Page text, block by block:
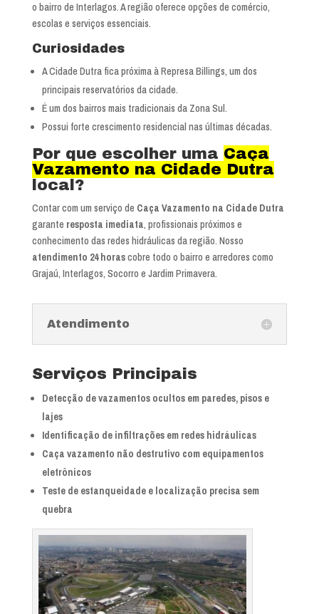
o bairro de Interlagos. A região oferece opções de comércio,
escolas e serviços essenciais.
Curiosidades
A Cidade Dutra fica próxima à Represa Billings, um dos
principais reservatórios da cidade.
É um dos bairros mais tradicionais da Zona Sul.
Possui forte crescimento residencial nas últimas décadas.
Por que escolher uma Caça
Vazamento na Cidade Dutra
local?
Contar com um serviço de Caça Vazamento na Cidade Dutra
garante resposta imediata, profissionais próximos e
conhecimento das redes hidráulicas da região. Nosso
atendimento 24 horascobre todo o bairro e arredores como
Grajaú, Interlagos, Socorro e Jardim Primavera.
Atendimento
Serviços Principais
Detecção de vazamentos ocultos em paredes, pisos e
lajes
Identificação de infiltrações em redes hidráulicas
Caça vazamento não destrutivo com equipamentos
eletrônicos
Teste de estanqueidade e localização precisa sem
quebra